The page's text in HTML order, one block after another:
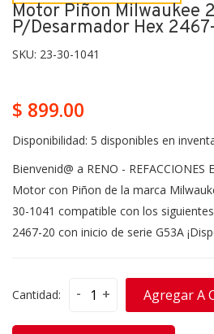
Motor Piñon Milwaukee
P/desarmador Hex
SKU: 23-30-1041
$ 899.00
Disponibilidad: 5 disponibles en
Bienvenid@ a RENO - REFACCIONES
Motor con Piñon de la marca
30-1041 compatible con los
2467-20 con inicio de serie G53A
Cantidad: - + Agregar A